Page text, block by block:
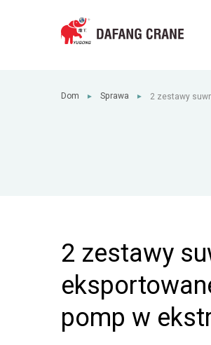
Dom ► Sprawa ►
2 zestawy
2 zestawy
pomp w